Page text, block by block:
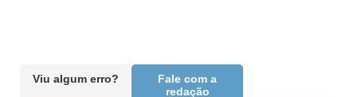
Viu algum erro?
Fale com a
redação